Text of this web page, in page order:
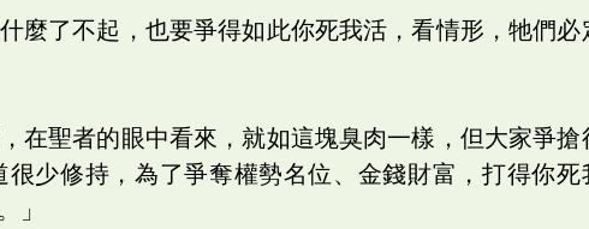
麼了不起，也要爭得如此你死我活，看情形，牠們必
在聖者的眼中看來，就如這塊臭肉一樣，但大家爭搶
少修持，為了爭奪權勢名位、金錢財富，打得你死
」